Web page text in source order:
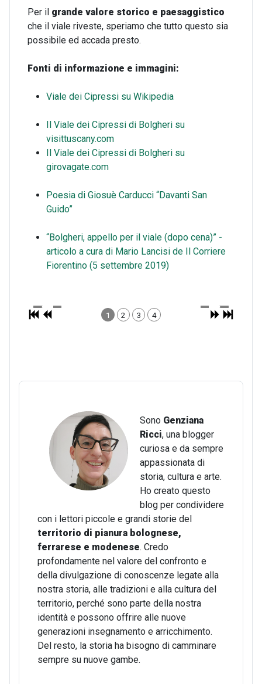
Per il grande valore storico e paesaggistico
che il viale riveste, speriamo che tutto questo sia
possibile ed accada presto.
Fonti di informazione e immagini:
Viale dei Cipressi su Wikipedia
Il Viale dei Cipressi di Bolgheri su
visittuscany.com
Il Viale dei Cipressi di Bolgheri su
girovagate.com
Poesia di Giosuè Carducci “Davanti San
Guido”
“Bolgheri, appello per il viale (dopo cena)” -
articolo a cura di Mario Lancisi de Il Corriere
Fiorentino (5 settembre 2019)
1 2 3 4
Sono Genziana
Ricci, una blogger
curiosa e da sempre
appassionata di
storia, cultura e arte.
Ho creato questo
blog per condividere
con i lettori piccole e grandi storie del
territorio di pianura bolognese,
ferrarese e modenese. Credo
profondamente nel valore del confronto e
della divulgazione di conoscenze legate alla
nostra storia, alle tradizioni e alla cultura del
territorio, perché sono parte della nostra
identità e possono offrire alle nuove
generazioni insegnamento e arricchimento.
Del resto, la storia ha bisogno di camminare
sempre su nuove gambe.